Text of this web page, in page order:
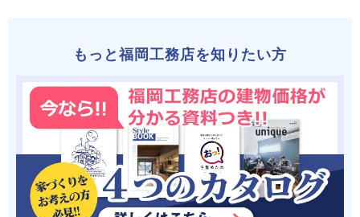
もっと福岡工務店を知りたい方